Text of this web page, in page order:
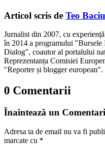
Articol scris de Teo Baciu
Jurnalist din 2007, cu
în 2014 a programului "Bursele
Dialog", coautor al portalului
Reprezentanța Comisiei
"Reporter și blogger european".
0 Comentarii
Înaintează un
Adresa ta de email nu va fi
marcate cu *